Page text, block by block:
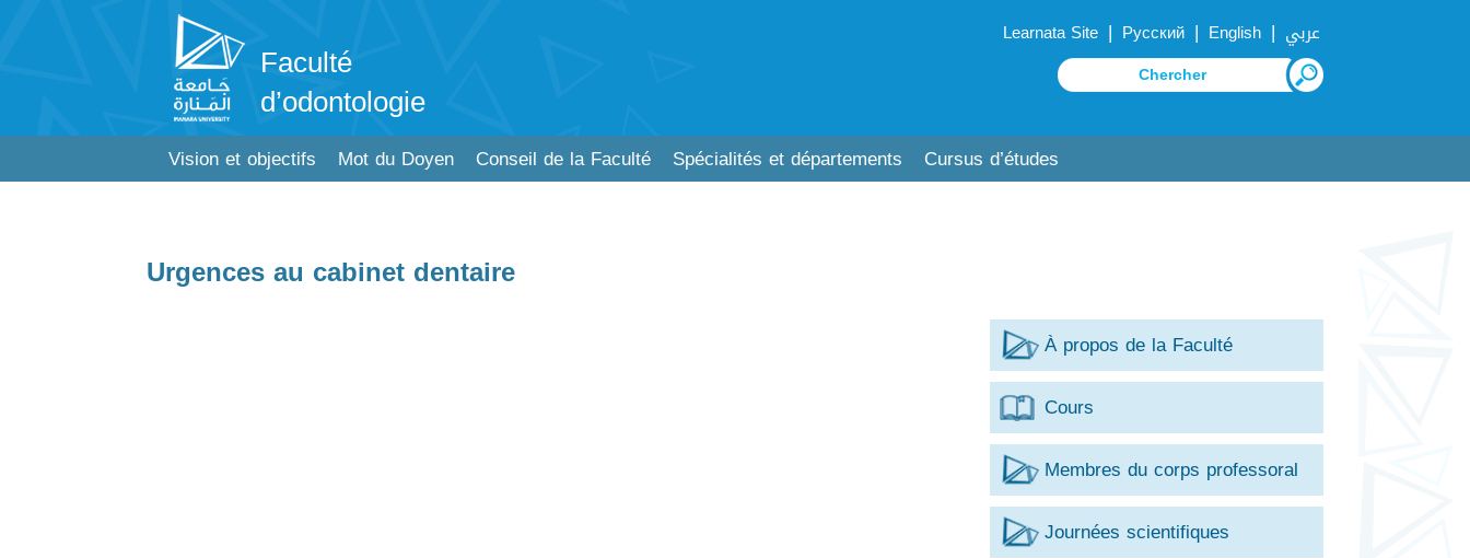
Faculté
d’odontologie
Learnata Site | Русский | English | عربي
Vision et objectifs Mot du Doyen Conseil de la Faculté Spécialités et départements Cursus d’études
Urgences au cabinet dentaire
À propos de la Faculté
Cours
Membres du corps professoral
Journées scientifiques